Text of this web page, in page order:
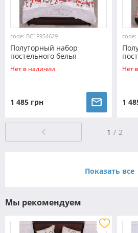
code: BC1F954629
Полуторный набор
постельного белья
150*220 из Фланели
№954629 Черешенка™
Нет в наличии
1 485 грн
code:
Нет
1
1 2
Показать все
Мы рекомендуем